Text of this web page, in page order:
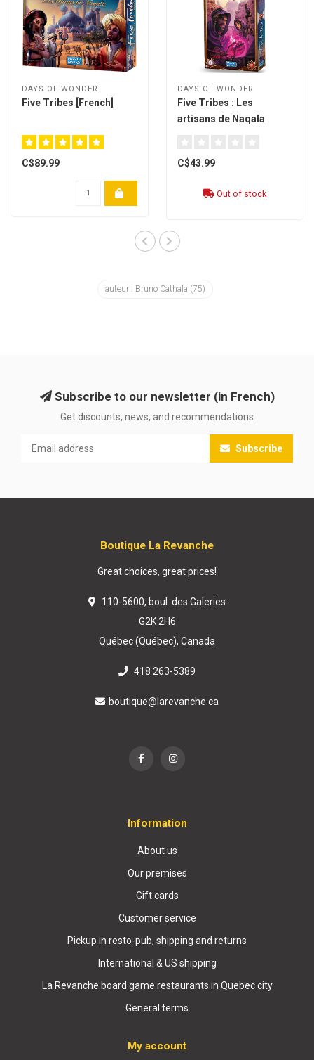
DAYS OF WONDER
Five Tribes [French]
C$89.99
DAYS OF WONDER
Five Tribes : Les
artisans de Naqala
C$43.99
Out of stock
auteur : Bruno Cathala (75)
Subscribe to our newsletter (in French)
Get discounts, news, and recommendations
Subscribe
Boutique La Revanche
Great choices, great prices!
110-5600, boul. des Galeries
G2K 2H6
Québec (Québec), Canada
418 263-5389
boutique@larevanche.ca
Information
About us
Our premises
Gift cards
Customer service
Pickup in resto-pub, shipping and returns
International & US shipping
La Revanche board game restaurants in Quebec city
General terms
My account